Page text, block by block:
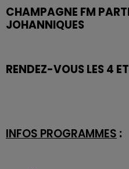
CHAMPAGNE FM
JOHANNIQUES
RENDEZ-VOUS LES 4
INFOS PROGRAMMES :